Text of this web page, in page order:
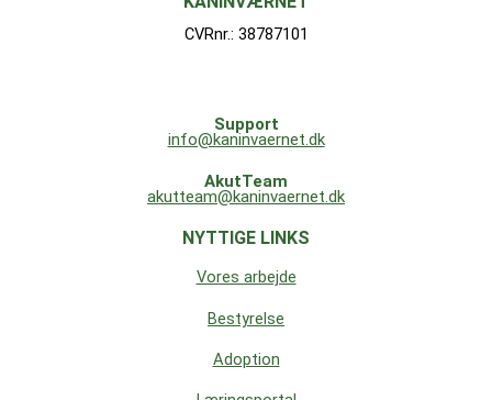
CVRnr.: 38787101
Support
info@kaninvaernet.dk
AkutTeam
akutteam@kaninvaernet.dk
NYTTIGE LINKS
Vores arbejde
Bestyrelse
Adoption